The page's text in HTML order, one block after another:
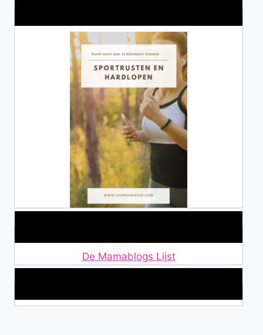
De Mamablogs Lijst